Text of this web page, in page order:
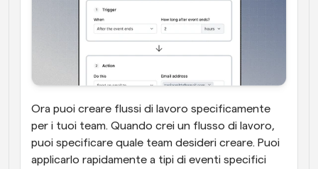
Ora puoi creare flussi di lavoro specificamente
per i tuoi team. Quando crei un flusso di lavoro,
puoi specificare quale team desideri creare. Puoi
applicarlo rapidamente a tipi di eventi specifici